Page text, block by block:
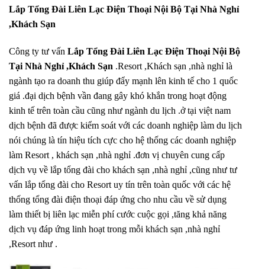
Lắp Tổng Đài Liên Lạc Điện Thoại Nội Bộ Tại Nhà Nghỉ
,Khách Sạn
Công ty tư vấn Lắp Tổng Đài Liên Lạc Điện Thoại Nội Bộ
Tại Nhà Nghỉ ,Khách Sạn .Resort ,Khách sạn ,nhà nghỉ là
ngành tạo ra doanh thu giúp đẩy mạnh lên kinh tế cho 1 quốc
giá .đại dịch bệnh vần đang gây khó khắn trong hoạt động
kinh tế trên toàn cầu cũng như ngành du lịch .ở tại việt nam
dịch bệnh đã được kiểm soát với các doanh nghiệp làm du lịch
nói chúng là tín hiệu tích cực cho hệ thống các doanh nghiệp
làm Resort , khách sạn ,nhà nghỉ .đơn vị chuyên cung cấp
dịch vụ về lắp tổng đài cho khách sạn ,nhà nghỉ ,cũng như tư
vấn lắp tổng đài cho Resort uy tín trên toàn quốc với các hệ
thống tổng đài điện thoại đáp ứng cho nhu cầu về sử dụng
làm thiết bị liên lạc miễn phí cước cuộc gọi ,tăng khả năng
dịch vụ đáp ứng linh hoạt trong mỗi khách sạn ,nhà nghỉ
,Resort như .